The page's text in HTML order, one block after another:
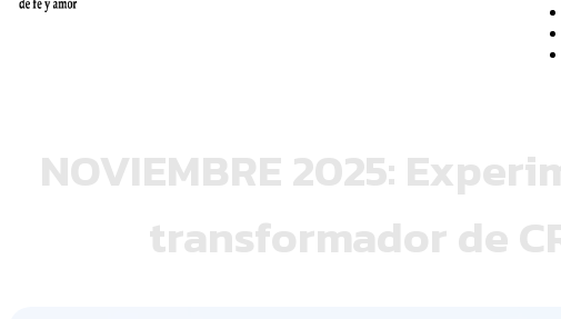
NOVIEMBRE 2025:
transformador de